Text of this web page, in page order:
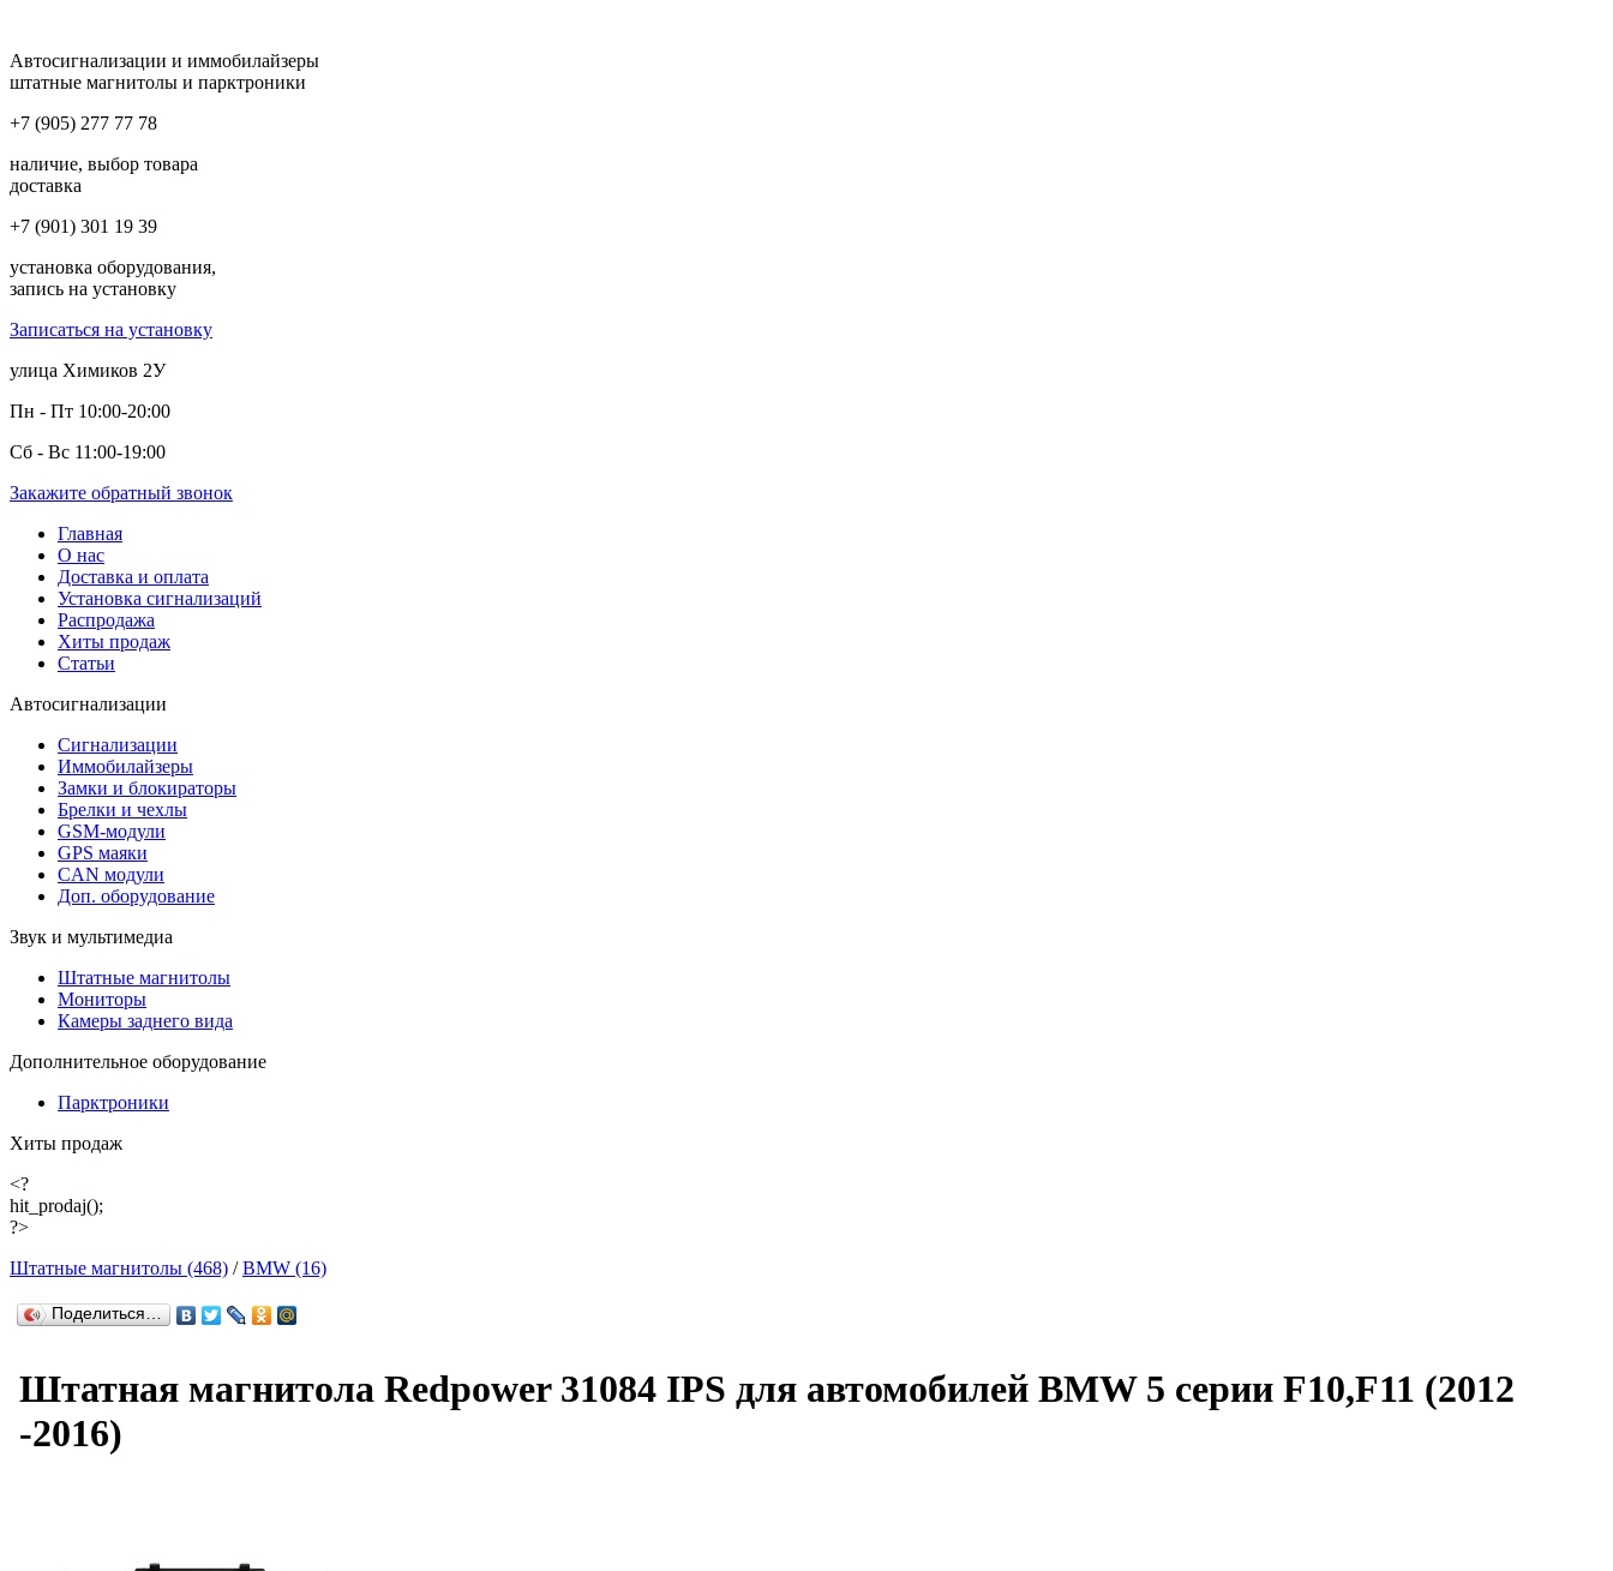
Автосигнализации и иммобилайзеры
штатные магнитолы и парктроники
+7 (905) 277 77 78
наличие, выбор товара
доставка
+7 (901) 301 19 39
установка оборудования,
запись на установку
Записаться на установку
улица Химиков 2У
Пн - Пт 10:00-20:00
Сб - Вс 11:00-19:00
Закажите обратный звонок
Главная
О нас
Доставка и оплата
Установка сигнализаций
Распродажа
Хиты продаж
Статьи
Автосигнализации
Сигнализации
Иммобилайзеры
Замки и блокираторы
Брелки и чехлы
GSM-модули
GPS маяки
CAN модули
Доп. оборудование
Звук и мультимедиа
Штатные магнитолы
Мониторы
Камеры заднего вида
Дополнительное оборудование
Парктроники
Хиты продаж
<?
hit_prodaj();
?>
Штатные магнитолы (468) /BMW (16)
Поделиться…
Штатная магнитола Redpower 31084 IPS для автомобилей BMW 5 серии F10,F11 (2012
-2016)